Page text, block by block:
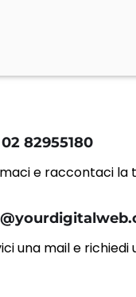
82955180
e raccontaci la
una mail e